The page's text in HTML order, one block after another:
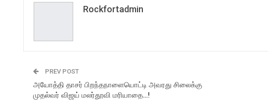
Rockfortadmin
PREV POST
அயோத்தி தாசர் பிறந்தநாளையொட்டி அவரது சிலைக்கு
முதல்வர் விஜய் மலர்தூவி மரியாதை…!